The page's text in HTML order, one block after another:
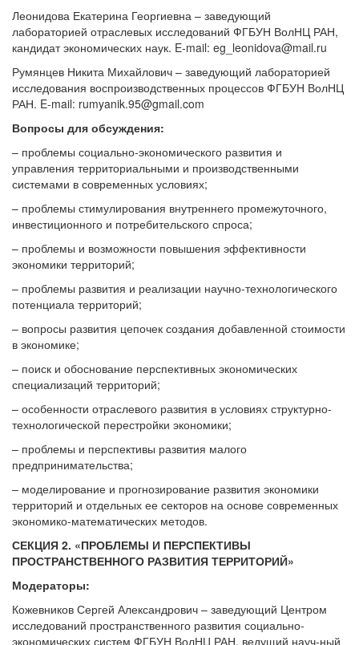
Леонидова Екатерина Георгиевна – заведующий
лабораторией отраслевых исследований ФГБУН ВолНЦ РАН,
кандидат экономических наук. E-mail: eg_leonidova@mail.ru
Румянцев Никита Михайлович – заведующий лабораторией
исследования воспроизводственных процессов ФГБУН ВолНЦ
РАН. E-mail: rumyanik.95@gmail.com
Вопросы для обсуждения:
– проблемы социально-экономического развития и
управления территориальными и производственными
системами в современных условиях;
– проблемы стимулирования внутреннего промежуточного,
инвестиционного и потребительского спроса;
– проблемы и возможности повышения эффективности
экономики территорий;
– проблемы развития и реализации научно-технологического
потенциала территорий;
– вопросы развития цепочек создания добавленной стоимости
в экономике;
– поиск и обоснование перспективных экономических
специализаций территорий;
– особенности отраслевого развития в условиях структурно-
технологической перестройки экономики;
– проблемы и перспективы развития малого
предпринимательства;
– моделирование и прогнозирование развития экономики
территорий и отдельных ее секторов на основе современных
экономико-математических методов.
СЕКЦИЯ 2. «ПРОБЛЕМЫ И ПЕРСПЕКТИВЫ
ПРОСТРАНСТВЕННОГО РАЗВИТИЯ ТЕРРИТОРИЙ»
Модераторы:
Кожевников Сергей Александрович – заведующий Центром
исследований пространственного развития социально-
экономических систем ФГБУН ВолНЦ РАН, ведущий науч-ный